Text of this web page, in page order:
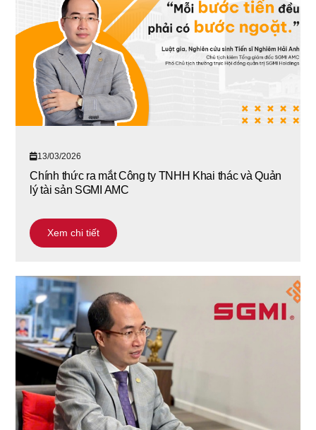
13/03/2026
Chính thức ra mắt Công ty TNHH Khai thác và Quản
lý tài sản SGMI AMC
Xem chi tiết